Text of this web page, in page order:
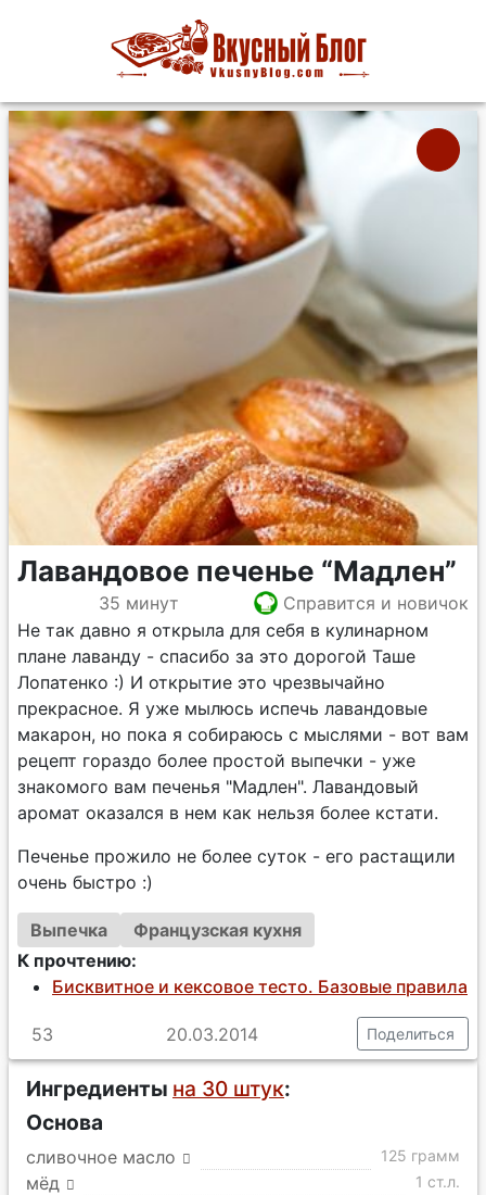
Лавандовое печенье “Мадлен”
35 минут
Справится и новичок
Не так давно я открыла для себя в кулинарном
плане лаванду - спасибо за это дорогой Таше
Лопатенко :) И открытие это чрезвычайно
прекрасное. Я уже мылюсь испечь лавандовые
макарон, но пока я собираюсь с мыслями - вот вам
рецепт гораздо более простой выпечки - уже
знакомого вам печенья "Мадлен". Лавандовый
аромат оказался в нем как нельзя более кстати.
Печенье прожило не более суток - его растащили
очень быстро :)
Выпечка
Французская кухня
К прочтению:
Бисквитное и кексовое тесто. Базовые правила
53 20.03.2014 Поделиться
Ингредиенты на 30 штук:
Основа
сливочное масло 125 грамм
мёд 1 ст.л.